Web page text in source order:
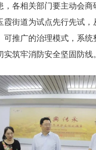
，各相关部门要主动会商
霞街道为试点先行先试，
可推广的治理模式，系统
实筑牢消防安全坚固防线